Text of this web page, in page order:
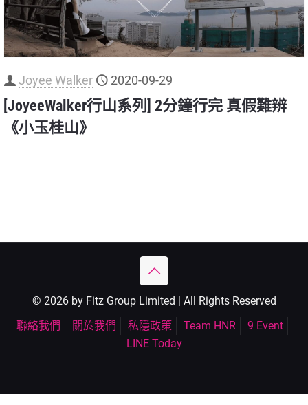
Joyee Walker 2020-09-29
[JoyeeWalker行山系列] 2分鐘行完 真假難辨
《小玉桂山》
© 2026 by Fitz Group Limited | All Rights Reserved
聯絡我們
關於我們 私隱政策 Team HNR
9 Event
LINE Today